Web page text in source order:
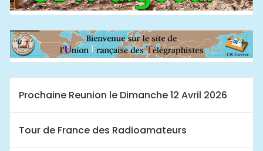
Prochaine Reunion le Dimanche 12 Avril 2026
Tour de France des Radioamateurs